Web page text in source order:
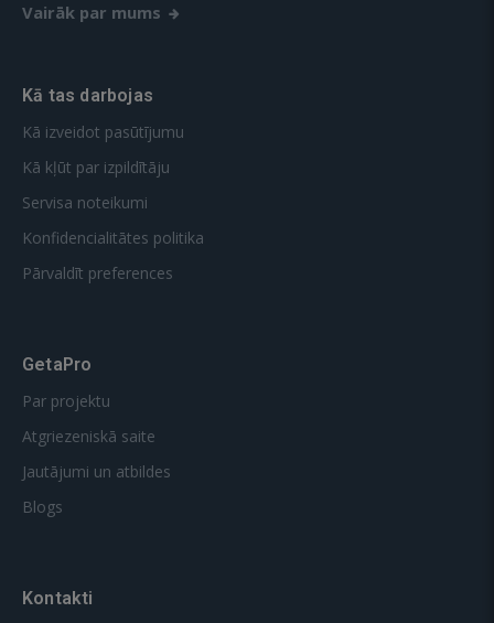
Vairāk par mums
Kā tas darbojas
Kā izveidot pasūtījumu
Kā kļūt par izpildītāju
Servisa noteikumi
Konfidencialitātes politika
Pārvaldīt preferences
GetaPro
Par projektu
Atgriezeniskā saite
Jautājumi un atbildes
Blogs
Kontakti